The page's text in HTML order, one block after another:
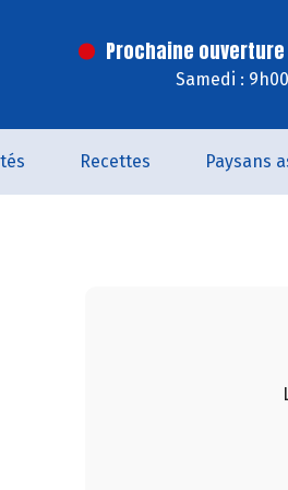
Prochaine
Samedi :
Recettes Paysans